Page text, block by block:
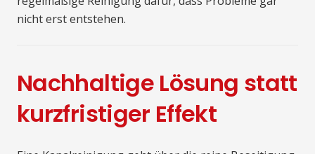
nicht erst entstehen.
Nachhaltige Lösung statt
kurzfristiger Effekt